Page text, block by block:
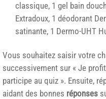
classique, 1 gel bain
Extradoux, 1 déodorant
satinante, 1 Dermo-UHT
Vous souhaitez saisir votre
successivement sur « Je
participe au quiz ». Ensuite,
aidant des bonnes réponses